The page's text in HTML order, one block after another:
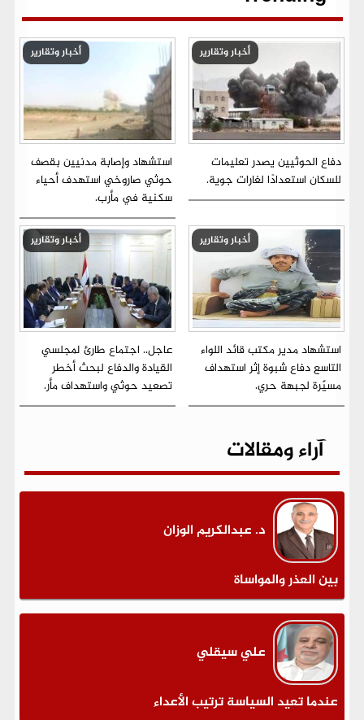
أخبار وتقارير
دفاع الحوثيين يصدر تعليمات
للسكان استعدادًا لغارات جوية.
أخبار وتقارير
استشهاد وإصابة مدنيين بقصف
حوثي صاروخي استهدف أحياء
سكنية في مأرب.
أخبار وتقارير
استشهاد مدير مكتب قائد اللواء
التاسع دفاع شبوة إثر استهداف
مسيّرة لجبهة حري.
أخبار وتقارير
عاجل.. اجتماع طارئ لمجلسي
القيادة والدفاع لبحث أخطر
تصعيد حوثي واستهداف مأر.
آراء ومقالات
د. عبدالكريم الوزان
بين العذر والمواساة
علي سيقلي
عندما تعيد السياسة ترتيب الأعداء